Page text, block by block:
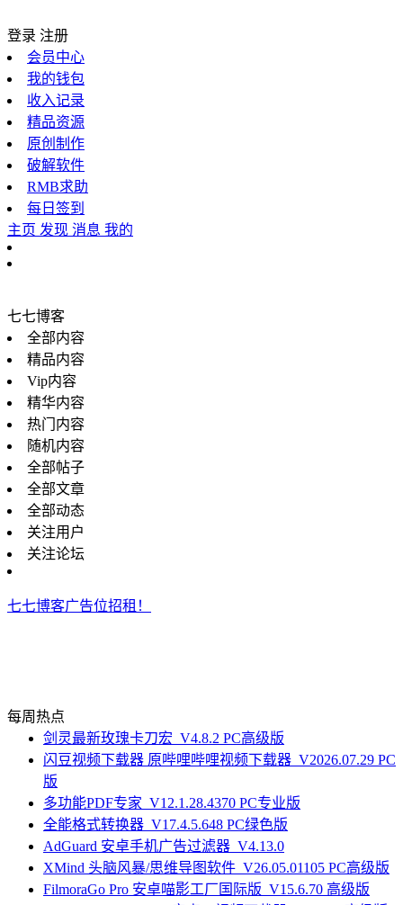
登录 注册
会员中心
我的钱包
收入记录
精品资源
原创制作
破解软件
RMB求助
每日签到
主页 发现 消息 我的
七七博客
全部内容
精品内容
Vip内容
精华内容
热门内容
随机内容
全部帖子
全部文章
全部动态
关注用户
关注论坛
七七博客广告位招租！
每周热点
剑灵最新玫瑰卡刀宏_V4.8.2 PC高级版
闪豆视频下载器 原哔哩哔哩视频下载器_V2026.07.29 PC
版
多功能PDF专家_V12.1.28.4370 PC专业版
全能格式转换器_V17.4.5.648 PC绿色版
AdGuard 安卓手机广告过滤器_V4.13.0
XMind 头脑风暴/思维导图软件_V26.05.01105 PC高级版
FilmoraGo Pro 安卓喵影工厂国际版_V15.6.70 高级版